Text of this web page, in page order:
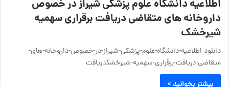
اطلاعیه دانشگاه علوم پزشکی شیراز در خصوص
داروخانه های متقاضی دریافت برقراری سهمیه
شیرخشک
دانلود اطلاعیه-دانشگاه-علوم-پزشکی-شیراز-در-خصوص-داروخانه-های-
متقاضی-دریافت-برقراری-سهمیه-شیرخشکدریافت
بیشتر بخوانید »